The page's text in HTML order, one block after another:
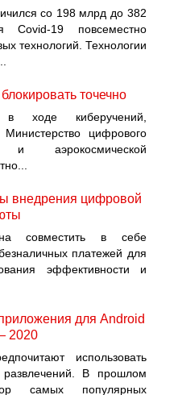
со 198 млрд до 382
Covid-19 повсеместно
технологий. Технологии
точечно
в ходе киберучений,
цифрового
и аэрокосмической
внедрения цифровой
совместить в себе
платежей для
эффективности и
для Android
2020
использовать
В прошлом
самых популярных